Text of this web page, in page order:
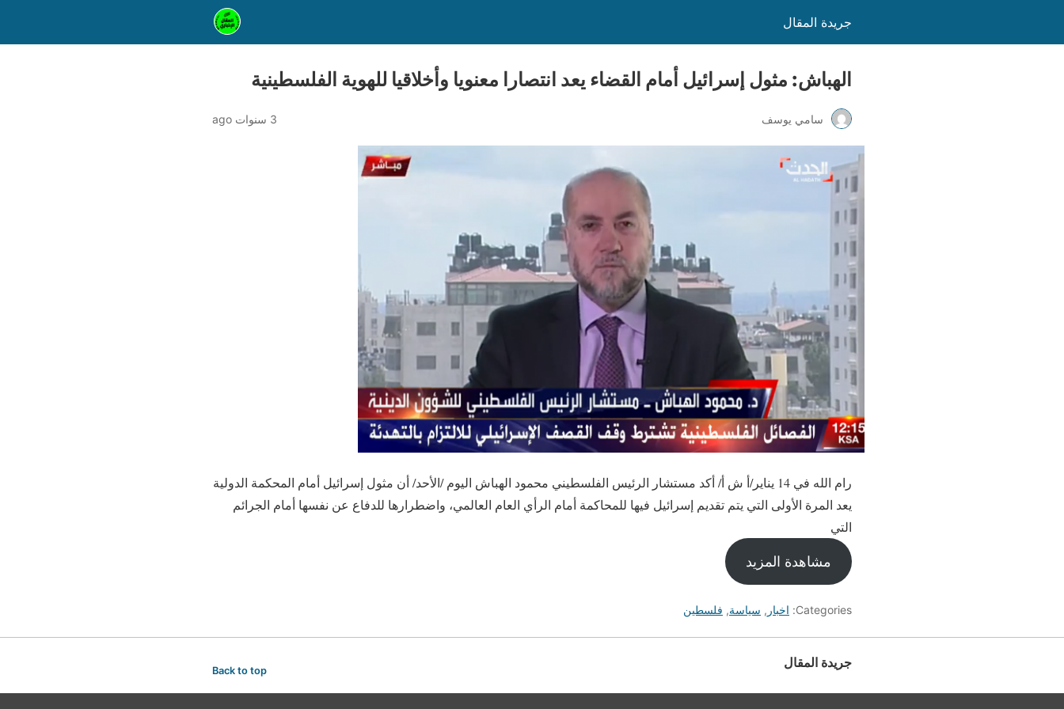
جريدة المقال
الهباش: مثول إسرائيل أمام القضاء يعد انتصارا معنويا وأخلاقيا للهوية الفلسطينية
سامي يوسف 3 سنوات ago
رام الله في 14 يناير/أ ش أ/ أكد مستشار الرئيس الفلسطيني محمود الهباش اليوم /الأحد/ أن مثول إسرائيل أمام المحكمة الدولية
يعد المرة الأولى التي يتم تقديم إسرائيل فيها للمحاكمة أمام الرأي العام العالمي، واضطرارها للدفاع عن نفسها أمام الجرائم
التي
مشاهدة المزيد
Categories: اخبار , سياسة, فلسطين
جريدة المقال Back to top